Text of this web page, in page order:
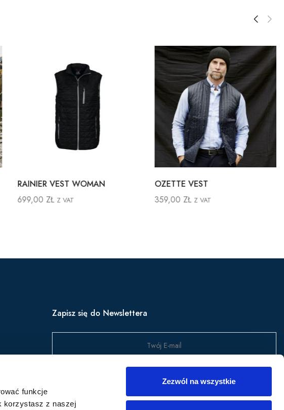
funkcje
korzystasz z naszej
Zezwól na wszystkie
RAINIER VEST WOMAN
699,00 ZŁ Z VAT
OZETTE VEST
359,00 ZŁ Z VAT
Zapisz się do Newslettera
Zapisz się, aby być na bieżąco z nowościami w produktach,